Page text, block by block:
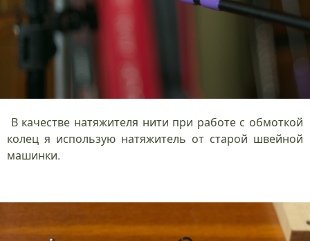
В качестве натяжителя нити при работе с обмоткой
колец я использую натяжитель от старой швейной
машинки.